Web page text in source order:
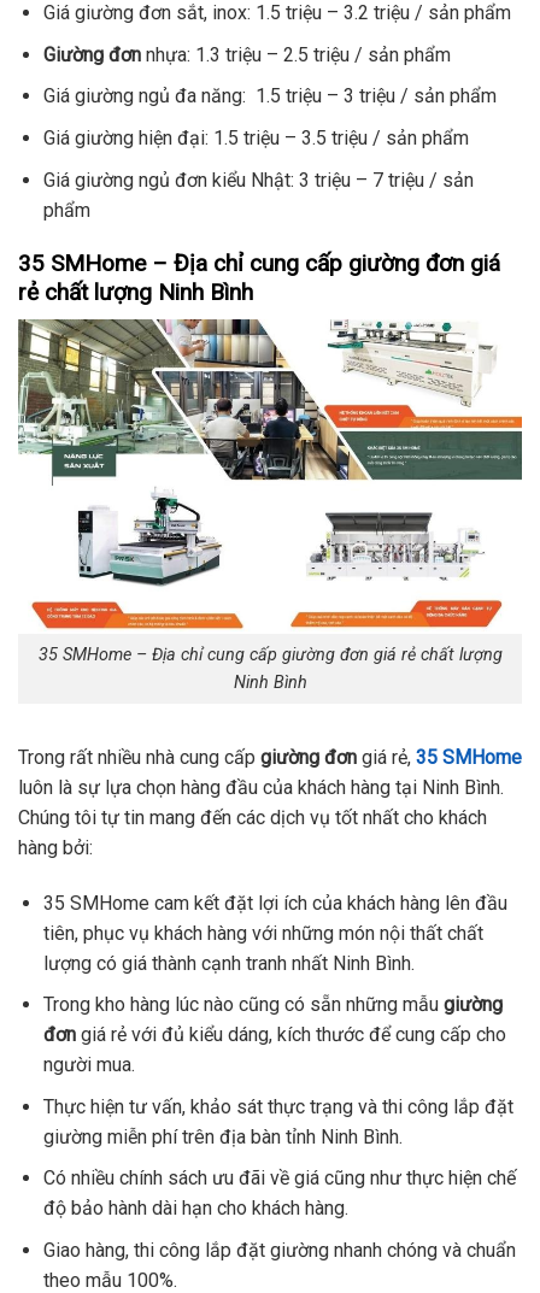
Giá giường đơn sắt, inox: 1.5 triệu – 3.2 triệu / sản phẩm
Giường đơnnhựa: 1.3 triệu – 2.5 triệu / sản phẩm
Giá giường ngủ đa năng: 1.5 triệu – 3 triệu / sản phẩm
Giá giường hiện đại: 1.5 triệu – 3.5 triệu / sản phẩm
Giá giường ngủ đơn kiểu Nhật: 3 triệu – 7 triệu / sản
phẩm
35 SMHome – Địa chỉ cung cấp giường đơn giá
rẻ chất lượng Ninh Bình
35 SMHome – Địa chỉ cung cấp giường đơn giá rẻ chất lượng
Ninh Bình
Trong rất nhiều nhà cung cấp giường đơn giá rẻ, 35 SMHome
luôn là sự lựa chọn hàng đầu của khách hàng tại Ninh Bình.
Chúng tôi tự tin mang đến các dịch vụ tốt nhất cho khách
hàng bởi:
35 SMHome cam kết đặt lợi ích của khách hàng lên đầu
tiên, phục vụ khách hàng với những món nội thất chất
lượng có giá thành cạnh tranh nhất Ninh Bình.
Trong kho hàng lúc nào cũng có sẵn những mẫugiường
đơn giá rẻ với đủ kiểu dáng, kích thước để cung cấp cho
người mua.
Thực hiện tư vấn, khảo sát thực trạng và thi công lắp đặt
giường miễn phí trên địa bàn tỉnh Ninh Bình.
Có nhiều chính sách ưu đãi về giá cũng như thực hiện chế
độ bảo hành dài hạn cho khách hàng.
Giao hàng, thi công lắp đặt giường nhanh chóng và chuẩn
theo mẫu 100%.